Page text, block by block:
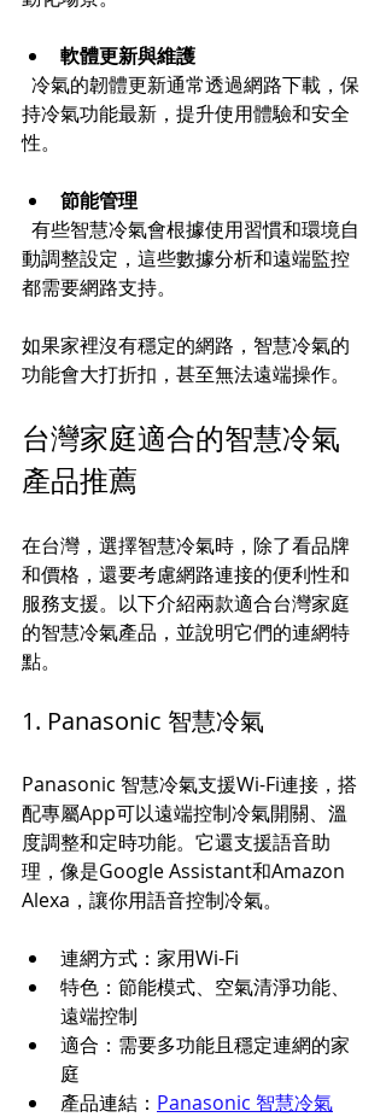
軟體更新與維護
持冷氣功能最新，提升使用體驗和安全
性。
節能管理
動調整設定，這些數據分析和遠端監控
都需要網路支持。
如果家裡沒有穩定的網路，智慧冷氣的
功能會大打折扣，甚至無法遠端操作。
台灣家庭適合的智慧冷氣
產品推薦
在台灣，選擇智慧冷氣時，除了看品牌
和價格，還要考慮網路連接的便利性和
服務支援。以下介紹兩款適合台灣家庭
的智慧冷氣產品，並說明它們的連網特
點。
1. Panasonic 智慧冷氣
Panasonic 智慧冷氣支援Wi-Fi連接，搭
配專屬App可以遠端控制冷氣開關、溫
度調整和定時功能。它還支援語音助
理，像是Google Assistant和Amazon
Alexa，讓你用語音控制冷氣。
連網方式：家用Wi-Fi
特色：節能模式、空氣清淨功能、
遠端控制
適合：需要多功能且穩定連網的家
庭
產品連結： Panasonic 智慧冷氣